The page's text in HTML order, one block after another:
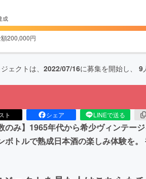
成
200,000円
ェクトは、 2022/07/16に募集を開始し、 9
ト シェア LINEで送る
のみ】1965年代から希少ヴィンテ
ボトルで熟成日本酒の楽しみ体験を